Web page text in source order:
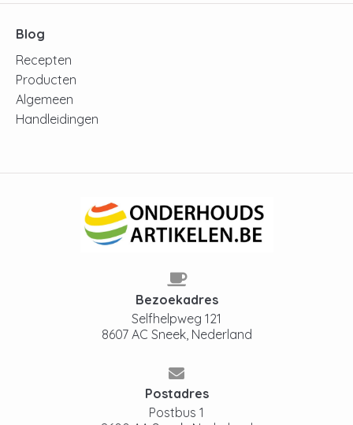
Blog
Recepten
Producten
Algemeen
Handleidingen
Bezoekadres
Selfhelpweg 121
8607 AC Sneek, Nederland
Postadres
Postbus 1